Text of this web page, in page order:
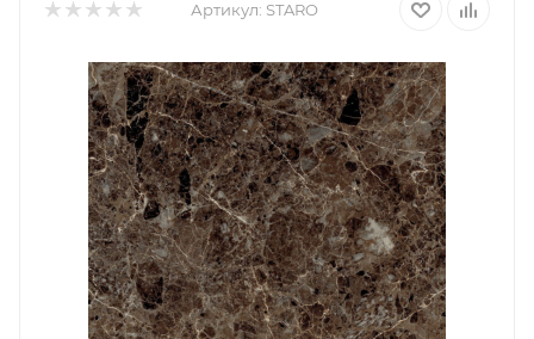
Артикул: STARO